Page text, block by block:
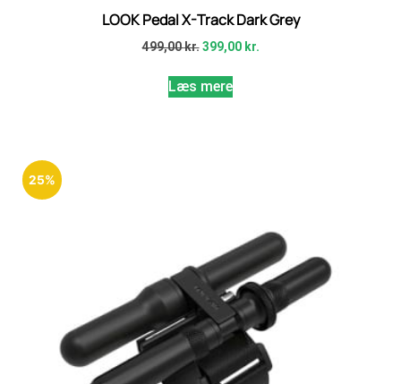
LOOK Pedal X-Track Dark Grey
499,00kr. 399,00 kr.
Læs mere
25%